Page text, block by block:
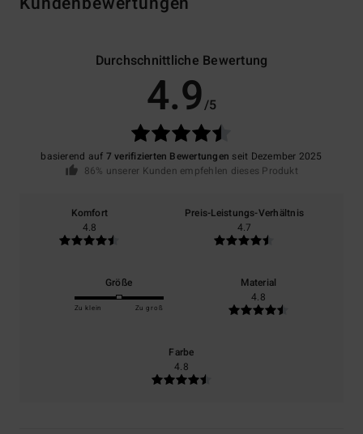
Durchschnittliche Bewertung
4.9/5
basierend auf 7 verifizierten Bewertungen seit Dezember 2025
86% unserer Kunden empfehlen dieses Produkt
Komfort
4.8
Preis-Leistungs-Verhältnis
4.7
Größe
Zu klein Zu groß
Material
4.8
Farbe
4.8